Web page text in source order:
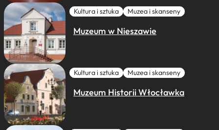
Kultura i sztuka Muzea i skanseny
Muzeum w Nieszawie
Kultura i sztuka Muzea i skanseny
Muzeum Historii Włocławka